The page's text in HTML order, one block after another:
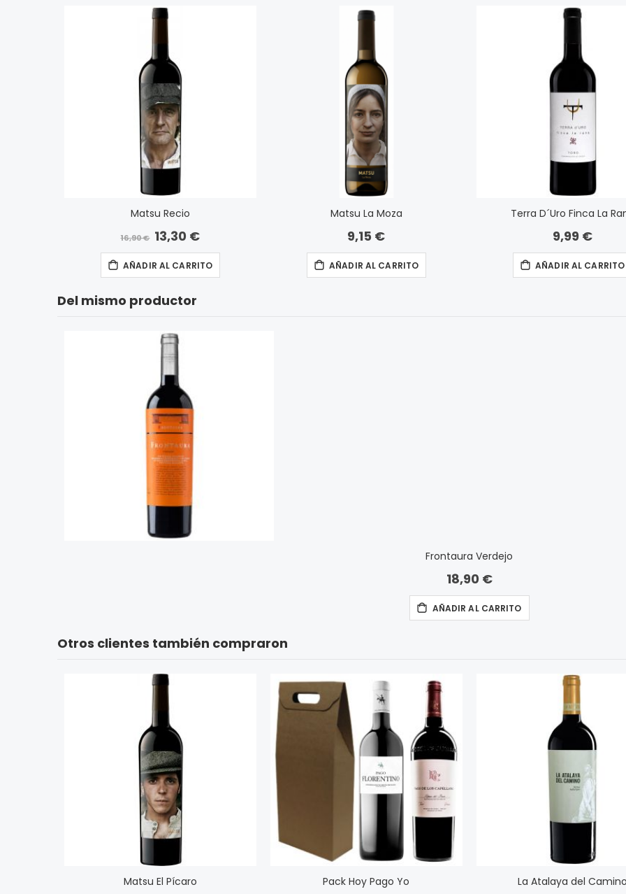
Matsu Recio
16,90 € Precio
especial
13,30 €
AÑADIR AL CARRITO
Matsu La Moza
9,15 €
AÑADIR AL CARRITO
Terra D´Uro Finca La
9,99 €
AÑADIR AL CARRITO
Del mismo productor
Frontaura Verdejo
18,90 €
AÑADIR AL CARRITO
Otros clientes también compraron
Matsu El Pícaro Pack Hoy Pago Yo La Atalaya del